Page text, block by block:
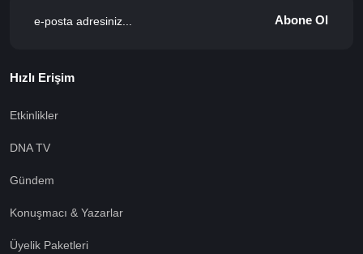
Abone Ol
Hızlı Erişim
Etkinlikler
DNA TV
Gündem
Konuşmacı & Yazarlar
Üyelik Paketleri